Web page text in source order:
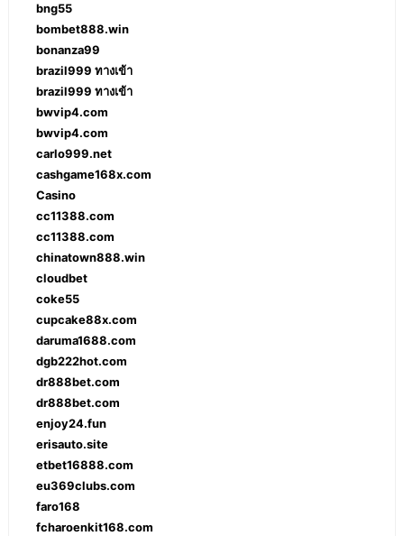
bng55
bombet888.win
bonanza99
brazil999 ทางเข้า
brazil999 ทางเข้า
bwvip4.com
bwvip4.com
carlo999.net
cashgame168x.com
Casino
cc11388.com
cc11388.com
chinatown888.win
cloudbet
coke55
cupcake88x.com
daruma1688.com
dgb222hot.com
dr888bet.com
dr888bet.com
enjoy24.fun
erisauto.site
etbet16888.com
eu369clubs.com
faro168
fcharoenkit168.com